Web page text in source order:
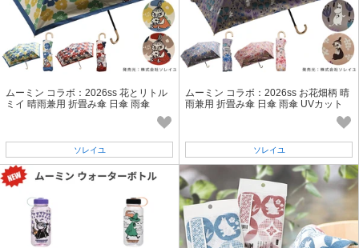
ムーミン コラボ：2026ss 花とリトル
ミイ 晴雨兼用 折畳み傘 日傘 雨傘
ソレイユ
ムーミン コラボ：2026ss お花畑柄 晴
雨兼用 折畳み傘 日傘 雨傘 UVカット
ソレイユ